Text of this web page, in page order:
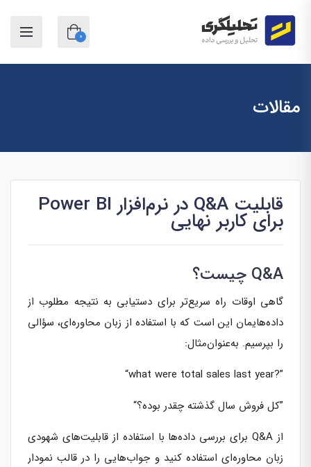
0
مقالات
قابلیت Q&A در نرم‌افزار Power BI
برای کاربر نهایی
Q&A چیست؟
گاهی اوقات راه سریع‌تر برای دستیابی به نتیجه مطلوب از
داده‌هایمان این است که با استفاده از زبان محاوره‌ای، سؤالی
را بپرسیم. به‌عنوان‌مثال:
“what were total sales last year?”
“کل فروش سال گذشته چقدر بوده؟”
از Q&A برای بررسی داده‌ها با استفاده از قابلیت‌های شهودی
زبان محاوره‌ای استفاده کنید و جواب‌هایی را در قالب نمودار